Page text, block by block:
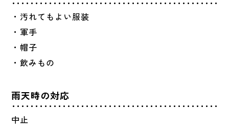
・汚れてもよい服装
・軍手
・帽子
・飲みもの
雨天時の対応
中止